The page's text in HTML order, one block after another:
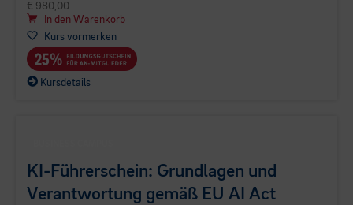
€ 980,00
In den Warenkorb
Kurs vormerken
Kursdetails
KI-Führerschein: Grundlagen und
Verantwortung gemäß EU AI Act